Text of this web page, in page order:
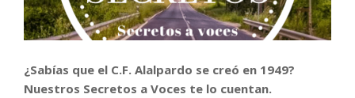
¿Sabías que el C.F. Alalpardo se creó en 1949?
Nuestros Secretos a Voces te lo cuentan.